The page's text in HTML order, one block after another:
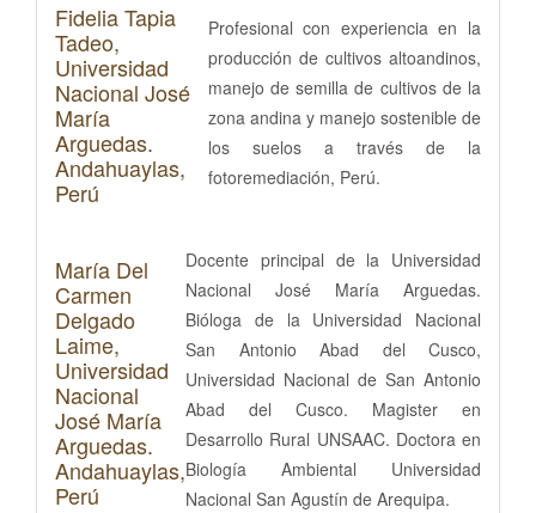
Fidelia Tapia
Tadeo,
Universidad
Nacional José
María
Arguedas.
Andahuaylas,
Perú
Profesional con experiencia en la
producción de cultivos altoandinos,
manejo de semilla de cultivos de la
zona andina y manejo sostenible de
los suelos a través de la
fotoremediación, Perú.
María Del
Carmen
Delgado
Laime,
Universidad
Nacional
José María
Arguedas.
Andahuaylas,
Perú
Docente principal de la Universidad
Nacional José María Arguedas.
Bióloga de la Universidad Nacional
San Antonio Abad del Cusco,
Universidad Nacional de San Antonio
Abad del Cusco. Magister en
Desarrollo Rural UNSAAC. Doctora en
Biología Ambiental Universidad
Nacional San Agustín de Arequipa.